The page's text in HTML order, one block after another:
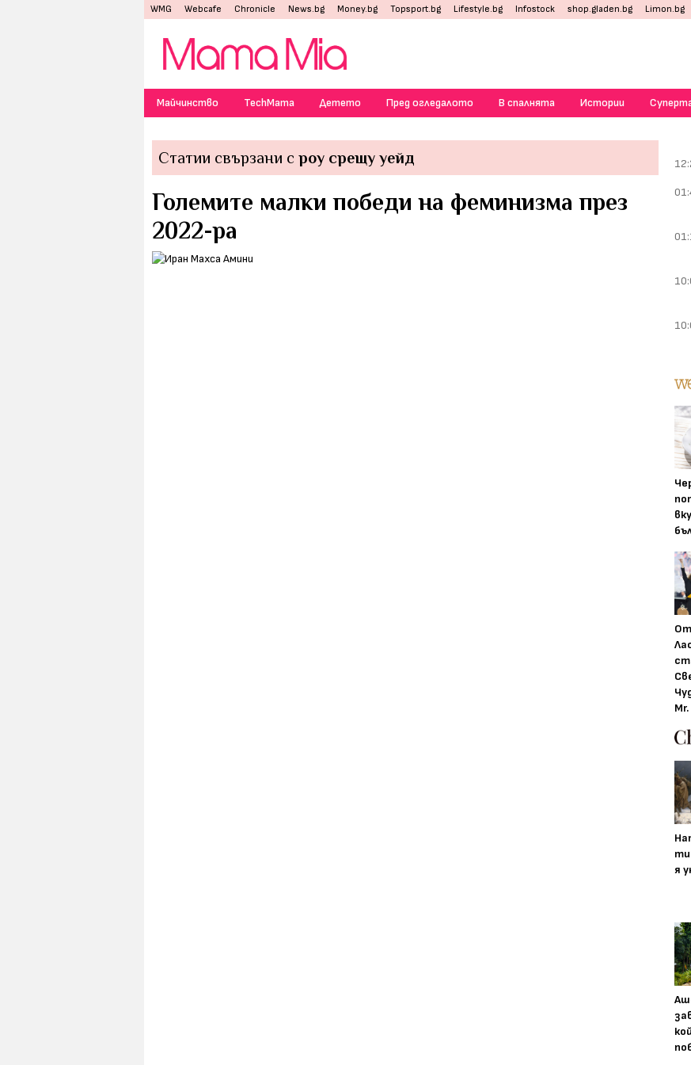
WMG Webcafe Chronicle News.bg Money.bg Topsport.bg Lifestyle.bg Infostock shop.gladen.bg Limon.bg
Майчинство TechMama Детето Пред огледалото В спалнята Истории
Статии свързани с роу срещу уейд
Големите малки победи на феминизма през
2022-ра
От
я